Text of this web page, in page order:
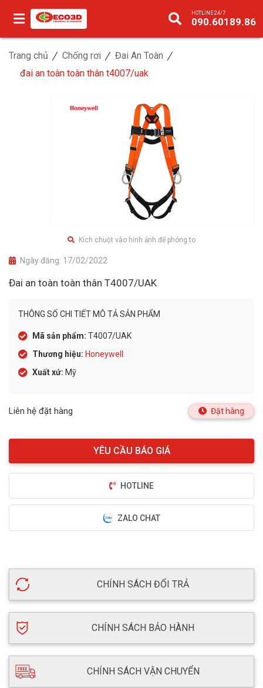
HOTLINE 24/7
090.60189.86
Trang chủ Chống rơi
Đai An Toàn
đai an toàn toàn thân t4007/uak
Kích chuột vào hình ảnh để phóng to
Ngày đăng: 17/02/2022
Đai an toàn toàn thân T4007/UAK
THÔNG SỐ CHI TIẾT MÔ TẢ SẢN PHẨM
Mã sản phẩm: T4007/UAK
Thương hiệu: Honeywell
Xuất xứ: Mỹ
Liên hệ đặt hàng Đặt hàng
HOTLINE
ZALO CHAT
CHÍNH SÁCH ĐỔI TRẢ
CHÍNH SÁCH BẢO HÀNH
CHÍNH SÁCH VẬN CHUYỂN